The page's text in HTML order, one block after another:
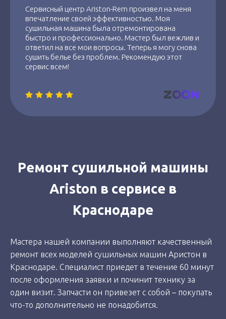
Сервисный центр Ariston-Rem произвел на меня
впечатление своей эффективностью. Моя
сушильная машина была отремонтирована
быстро и профессионально. Мастер был вежлив и
ответил на все мои вопросы. Теперь я могу снова
сушить белье без проблем. Рекомендую этот
сервис всем!
Ремонт сушильной машины
Ariston в сервисе в
Краснодаре
Мастера нашей компании выполняют качественный
ремонт всех моделей сушильных машин Аристон в
Краснодаре. Специалист приедет в течение 60 минут
после оформления заявки и починит технику за
один визит. Запчасти он привезет с собой – покупать
что-то дополнительно не понадобится.